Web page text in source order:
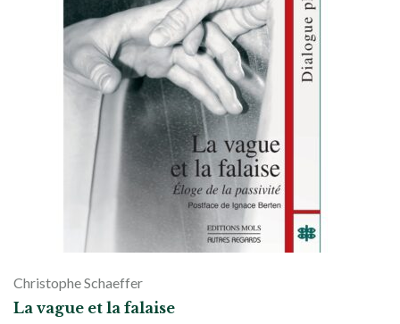
Christophe Schaeffer
La vague et la falaise